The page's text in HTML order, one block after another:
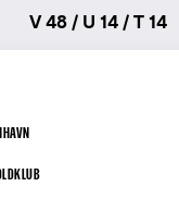
V 48 / U 14 / T 14